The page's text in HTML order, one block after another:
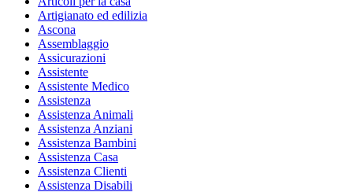
Artigianato ed edilizia
Ascona
Assemblaggio
Assicurazioni
Assistente
Assistente Medico
Assistenza
Assistenza Animali
Assistenza Anziani
Assistenza Bambini
Assistenza Casa
Assistenza Clienti
Assistenza Disabili